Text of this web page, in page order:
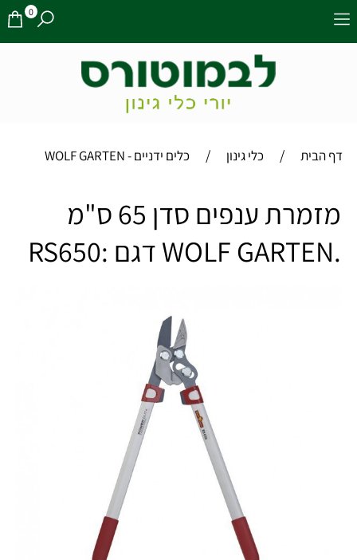
0
דף הבית / כלי גינון / כלים ידניים - WOLF GARTEN
מזמרת ענפים סדן 65 ס"מ
.WOLF GARTEN דגם :RS650